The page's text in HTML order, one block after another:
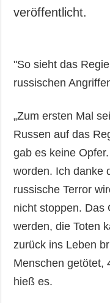
veröffentlicht.
"So sieht das
russischen
„Zum ersten Mal
Russen auf das
gab es keine
worden. Ich danke
russische Terror
nicht stoppen. Das
werden, die Toten
zurück ins Leben
Menschen getötet,
hieß es.